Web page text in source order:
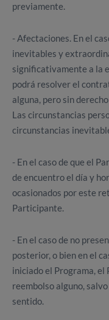
previamente.
- Afectaciones. En el
inevitables y
significativamente a la
podrá resolver el
alguna, pero sin
Las circunstancias
circunstancias
- En el caso de que el
de encuentro el día y
ocasionados por este
Participante.
- En el caso de no
posterior, o bien en el
iniciado el Programa,
reembolso alguno,
sentido.